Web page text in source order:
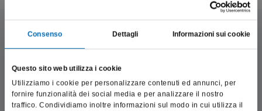
Consenso Dettagli Informazioni sui cookie
Questo sito web utilizza i cookie
Utilizziamo i cookie per personalizzare contenuti ed annunci, per
fornire funzionalità dei social media e per analizzare il nostro
traffico. Condividiamo inoltre informazioni sul modo in cui utilizza il